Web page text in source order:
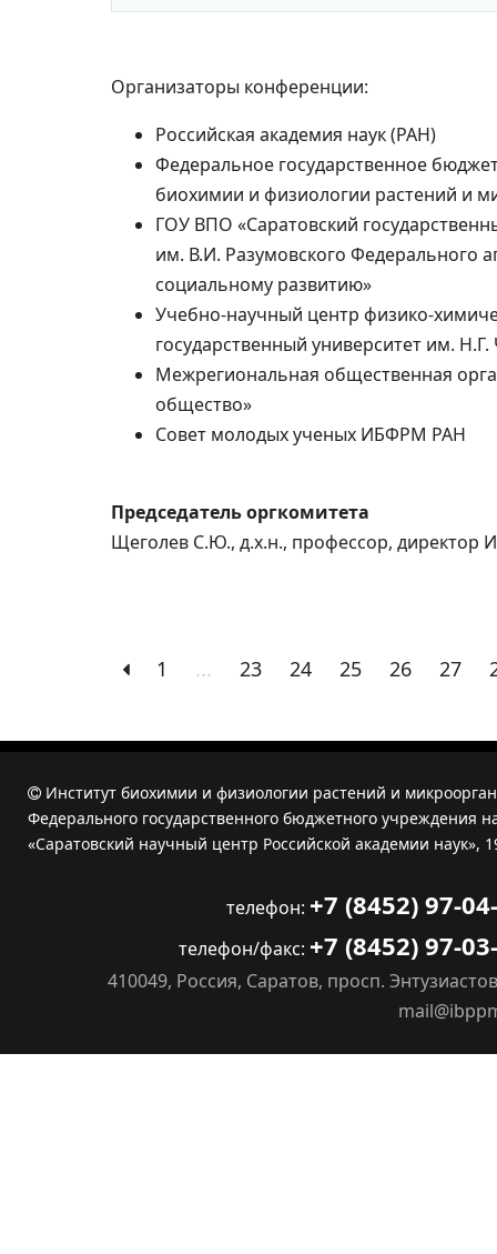
Организаторы конференции:
Российская академия наук (РАН)
Федеральное государственное
биохимии и физиологии растений и
ГОУ ВПО «Саратовский
им. В.И. Разумовского Федерального
социальному развитию»
Учебно-научный центр физико-
государственный университет им.
Межрегиональная общественная
общество»
Совет молодых ученых ИБФРМ РАН
Председатель оргкомитета
Щеголев С.Ю., д.х.н., профессор,
1 ... 23 24 25 26 27
Институт биохимии и физиологии растений и
Федерального государственного бюджетного учреждения
«Саратовский научный центр Российской академии наук»,
телефон: +7 (8452) 97-
телефон/факс: +7 (8452) 97-
410049, Россия, Саратов, просп.